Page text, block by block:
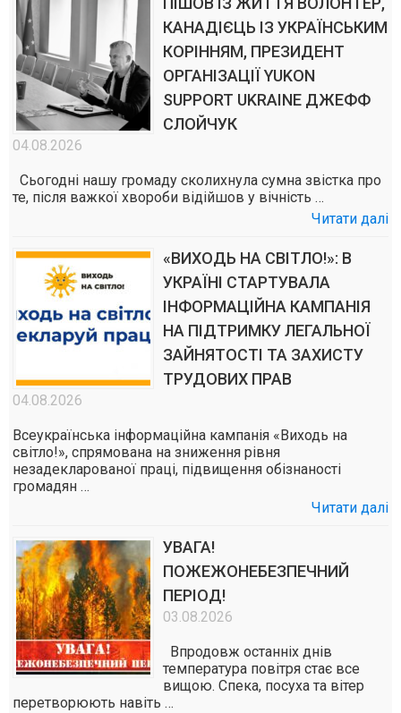
КАНАДІЄЦЬ ІЗ УКРАЇНСЬКИМ
КОРІННЯМ, ПРЕЗИДЕНТ
ОРГАНІЗАЦІЇ YUKON
SUPPORT UKRAINE ДЖЕФФ
СЛОЙЧУК
04.08.2026
Сьогодні нашу громаду сколихнула сумна звістка про
те, після важкої хвороби відійшов у вічність …
Читати далі
«ВИХОДЬ НА СВІТЛО!»: В
УКРАЇНІ СТАРТУВАЛА
ІНФОРМАЦІЙНА КАМПАНІЯ
НА ПІДТРИМКУ ЛЕГАЛЬНОЇ
ЗАЙНЯТОСТІ ТА ЗАХИСТУ
ТРУДОВИХ ПРАВ
04.08.2026
Всеукраїнська інформаційна кампанія «Виходь на
світло!», спрямована на зниження рівня
незадекларованої праці, підвищення обізнаності
громадян …
Читати далі
УВАГА!
ПОЖЕЖОНЕБЕЗПЕЧНИЙ
ПЕРІОД!
03.08.2026
Впродовж останніх днів
температура повітря стає все
вищою. Спека, посуха та вітер
перетворюють навіть …